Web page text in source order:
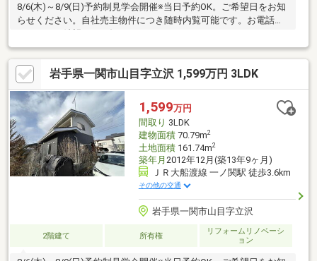
8/6(木)～8/9(日)予約制見学会開催※当日予約OK。ご希望日をお知
らせください。自社売主物件につき随時内覧可能です。お電話か
メールでご希望日をお知らせください。
岩手県一関市山目字立沢 1,599万円 3LDK
1,599万円
間取り 3LDK
建物面積70.79m2
土地面積161.74m2
築年月 2012年12月(築13年9ヶ月)
ＪＲ大船渡線 一ノ関駅 徒歩3.6km
その他の交通
岩手県一関市山目字立沢
2階建て 所有権
リフォームリノベーシ
ョン